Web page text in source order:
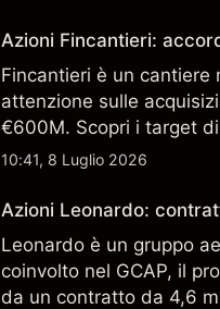
Azioni Fincantieri:
Fincantieri è un cantiere
attenzione sulle
€600M. Scopri i target
performance passate
10:41, 8 Luglio 2026
Azioni Leonardo:
Leonardo è un gruppo
coinvolto nel GCAP, il
da un contratto da 4,6